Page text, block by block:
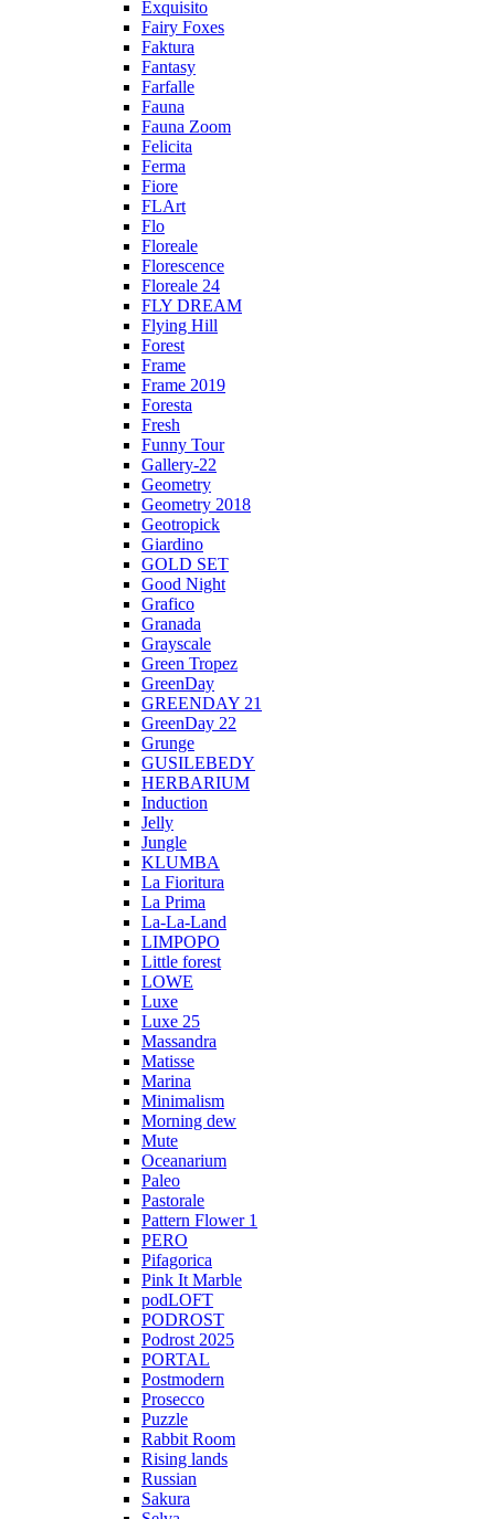
Exquisito
Fairy Foxes
Faktura
Fantasy
Farfalle
Fauna
Fauna Zoom
Felicita
Ferma
Fiore
FLArt
Flo
Floreale
Florescence
Floreale 24
FLY DREAM
Flying Hill
Forest
Frame
Frame 2019
Foresta
Fresh
Funny Tour
Gallery-22
Geometry
Geometry 2018
Geotropick
Giardino
GOLD SET
Good Night
Grafico
Granada
Grayscale
Green Tropez
GreenDay
GREENDAY 21
GreenDay 22
Grunge
GUSILEBEDY
HERBARIUM
Induction
Jelly
Jungle
KLUMBA
La Fioritura
La Prima
La-La-Land
LIMPOPO
Little forest
LOWE
Luxe
Luxe 25
Massandra
Matisse
Marina
Minimalism
Morning dew
Mute
Oceanarium
Paleo
Pastorale
Pattern Flower 1
PERO
Pifagorica
Pink It Marble
podLOFT
PODROST
Podrost 2025
PORTAL
Postmodern
Prosecco
Puzzle
Rabbit Room
Rising lands
Russian
Sakura